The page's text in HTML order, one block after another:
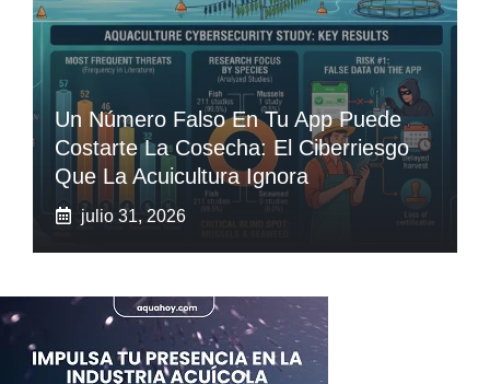
Un Número Falso En Tu App Puede
Costarte La Cosecha: El Ciberriesgo
Que La Acuicultura Ignora
julio 31, 2026